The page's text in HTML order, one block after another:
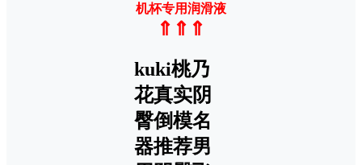
机杯专用润滑液
⇑⇑⇑
kuki桃乃
花真实阴
臀倒模名
器推荐男